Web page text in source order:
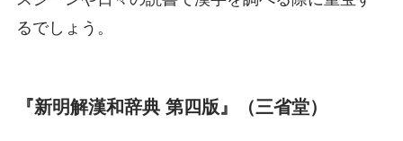
るでしょう。
『新明解漢和辞典 第四版』（三省堂）